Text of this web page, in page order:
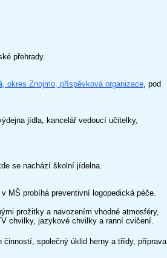
přehrady.
okres Znojmo, příspěvková organizace, pod
jídla, kancelář vedoucí učitelky,
se nachází školní jídelna.
MŠ probíhá preventivní logopedická péče.
prožitky a navozením vhodné atmosféry,
chvilky, jazykové chvilky a ranní cvičení.
společný úklid herny a třídy, příprava